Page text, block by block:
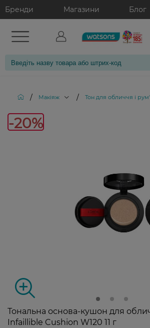
Бренди Магазини Блог
/ Макіяж / Тон для обличчя і
-20%
Тональна основа-кушон для
Infaillible Cushion W120 11 г